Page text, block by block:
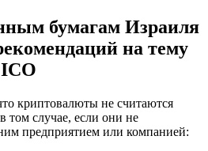
бумагам Израиля
на тему
криптовалюты не считаются
случае, если они не
предприятием или компанией: